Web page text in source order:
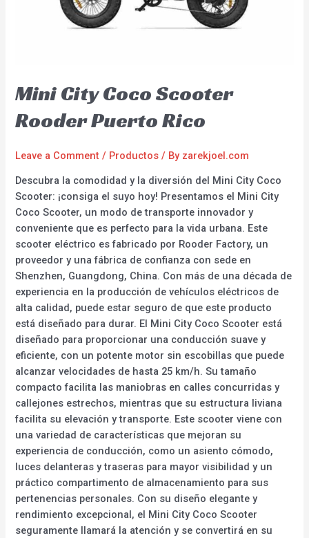
Mini City Coco Scooter
Rooder Puerto Rico
Leave a Comment / Productos / By zarekjoel.com
Descubra la comodidad y la diversión del Mini City Coco
Scooter: ¡consiga el suyo hoy! Presentamos el Mini City
Coco Scooter, un modo de transporte innovador y
conveniente que es perfecto para la vida urbana. Este
scooter eléctrico es fabricado por Rooder Factory, un
proveedor y una fábrica de confianza con sede en
Shenzhen, Guangdong, China. Con más de una década de
experiencia en la producción de vehículos eléctricos de
alta calidad, puede estar seguro de que este producto
está diseñado para durar. El Mini City Coco Scooter está
diseñado para proporcionar una conducción suave y
eficiente, con un potente motor sin escobillas que puede
alcanzar velocidades de hasta 25 km/h. Su tamaño
compacto facilita las maniobras en calles concurridas y
callejones estrechos, mientras que su estructura liviana
facilita su elevación y transporte. Este scooter viene con
una variedad de características que mejoran su
experiencia de conducción, como un asiento cómodo,
luces delanteras y traseras para mayor visibilidad y un
práctico compartimento de almacenamiento para sus
pertenencias personales. Con su diseño elegante y
rendimiento excepcional, el Mini City Coco Scooter
seguramente llamará la atención y se convertirá en su